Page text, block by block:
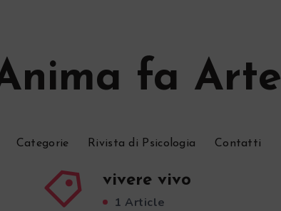
fa Arte
Categorie Rivista di Psicologia Contatti
vivere vivo
1 Article